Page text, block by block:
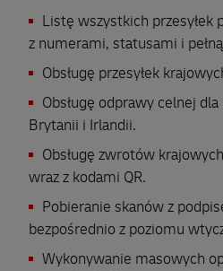
Listę wszystkich przesyłek
z numerami, statusami i
Obsługę przesyłek
Obsługę odprawy celnej
Brytanii i Irlandii.
Obsługę zwrotów
wraz z kodami QR.
Pobieranie skanów z
bezpośrednio z poziomu
Wykonywanie masowych